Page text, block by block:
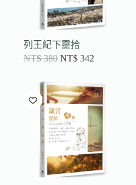
列王紀下靈拾
NT$380 NT$ 342